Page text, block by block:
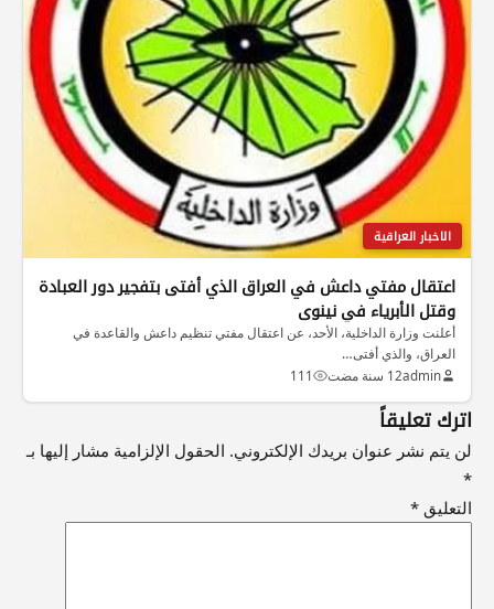
الاخبار العراقية
اعتقال مفتي داعش في العراق الذي أفتى بتفجير دور العبادة
وقتل الأبرياء في نينوى
أعلنت وزارة الداخلية، الأحد، عن اعتقال مفتي تنظيم داعش والقاعدة في
العراق، والذي أفتى…
admin12 سنة مضت 111
اترك تعليقاً
لن يتم نشر عنوان بريدك الإلكتروني. الحقول الإلزامية مشار إليها بـ
*
التعليق *